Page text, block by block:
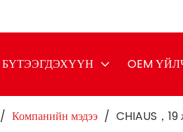
БҮТЭЭГДЭХҮҮН OEM
/ Компанийн мэдээ / CHIAUS，19